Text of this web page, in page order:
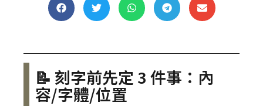
📝 刻字前先定 3 件事：內
容/字體/位置